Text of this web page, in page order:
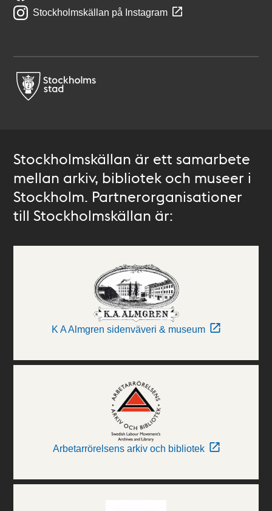
Stockholmskällan på Instagram
Stockholmskällan är ett samarbete
mellan arkiv, bibliotek och museer i
Stockholm. Partnerorganisationer
till Stockholmskällan är:
K A Almgren sidenväveri & museum
Arbetarrörelsens arkiv och bibliotek